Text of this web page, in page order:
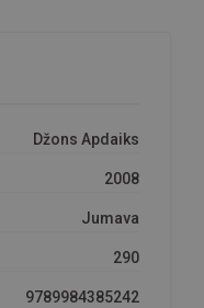
Džons Apdaiks
2008
Jumava
290
9789984385242